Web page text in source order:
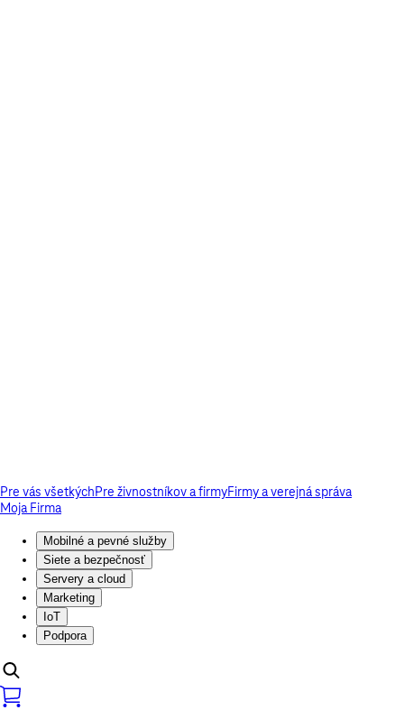
Pre vás všetkýchPre živnostníkov a firmyFirmy a verejná správa
Moja Firma
Mobilné a pevné služby
Siete a bezpečnosť
Servery a cloud
Marketing
IoT
Podpora